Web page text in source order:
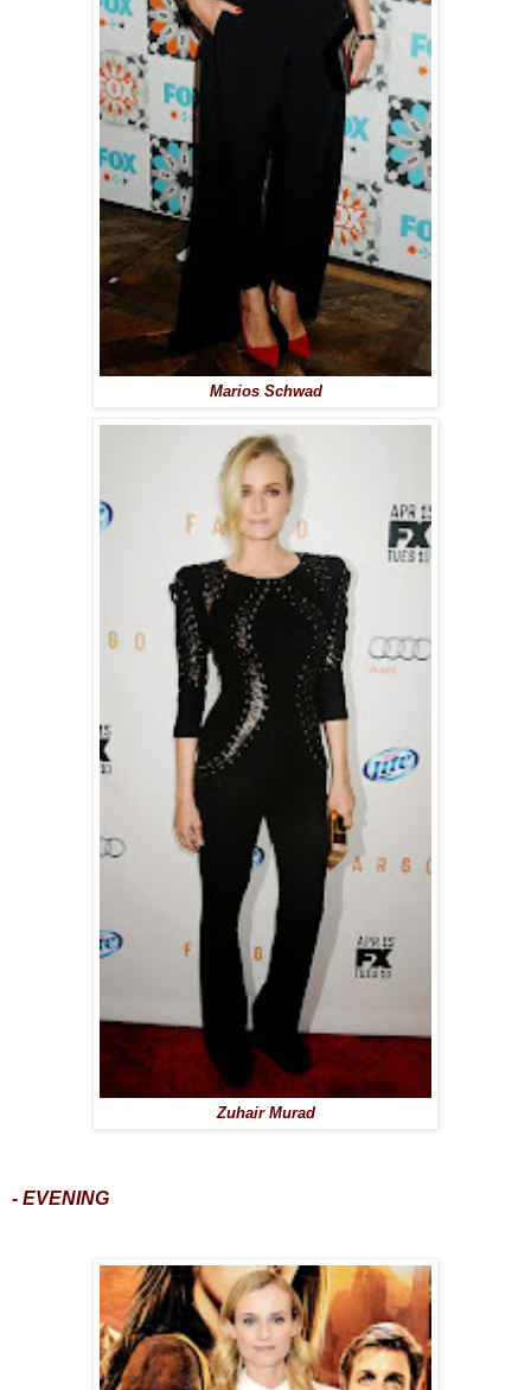
Marios Schwad
Zuhair Murad
- EVENING